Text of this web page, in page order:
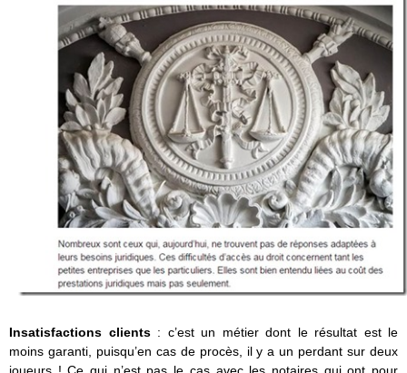
Insatisfactions clients : c’est un métier dont le résultat est le
moins garanti, puisqu’en cas de procès, il y a un perdant sur deux